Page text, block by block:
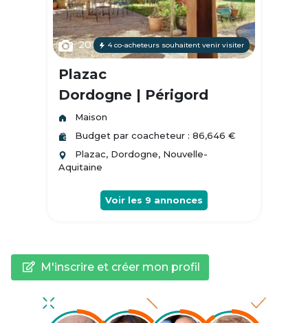
20 4 co-acheteurs souhaitent venir visiter
Plazac
Dordogne | Périgord
Maison
Budget par coacheteur : 86,646 €
Plazac, Dordogne, Nouvelle-
Aquitaine
Voir les 9 annonces
M'inscrire et créer mon profil